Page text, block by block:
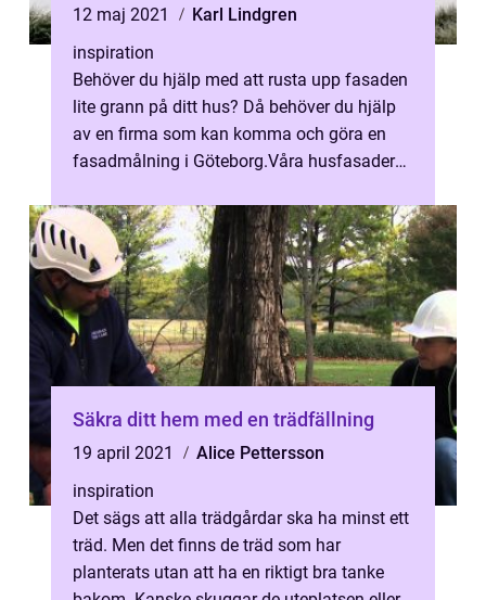
12 maj 2021
Karl Lindgren
inspiration
Behöver du hjälp med att rusta upp fasaden
lite grann på ditt hus? Då behöver du hjälp
av en firma som kan komma och göra en
fasadmålning i Göteborg.Våra husfasader
Säkra ditt hem med en trädfällning
19 april 2021
Alice Pettersson
inspiration
Det sägs att alla trädgårdar ska ha minst ett
träd. Men det finns de träd som har
planterats utan att ha en riktigt bra tanke